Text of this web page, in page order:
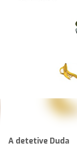
A detetive Duda